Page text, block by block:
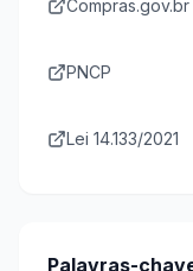
Compras.gov.br
PNCP
Lei 14.133/2021
Palavras-